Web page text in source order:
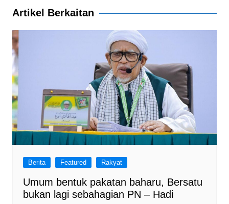
Artikel Berkaitan
Berita Featured Rakyat
Umum bentuk pakatan baharu, Bersatu
bukan lagi sebahagian PN – Hadi